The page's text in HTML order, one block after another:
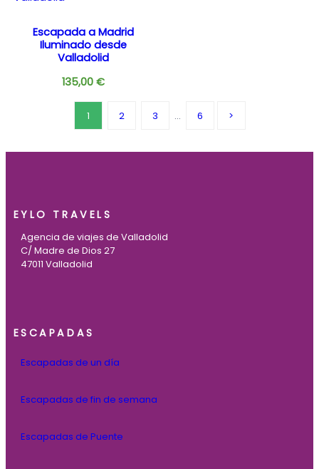
Escapada a Madrid
Iluminado desde
Valladolid
135,00 €
1 2 3 … 6
EYLO TRAVELS
Agencia de viajes de Valladolid
C/ Madre de Dios 27
47011 Valladolid
ESCAPADAS
Escapadas de un día
Escapadas de fin de semana
Escapadas de Puente